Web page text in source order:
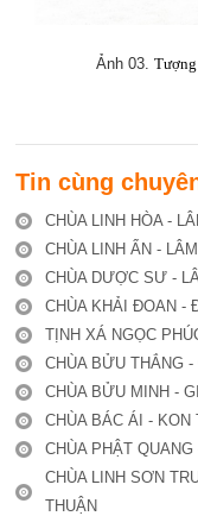
Ảnh 03.
Tin cùng
CHÙA LINH HÒA -
CHÙA LINH ẨN -
CHÙA DƯỢC SƯ -
CHÙA KHẢI ĐOAN -
TỊNH XÁ NGỌC
CHÙA BỬU THẮNG -
CHÙA BỬU MINH -
CHÙA BÁC ÁI - KON
CHÙA PHẬT
CHÙA LINH SƠN
THUẬN